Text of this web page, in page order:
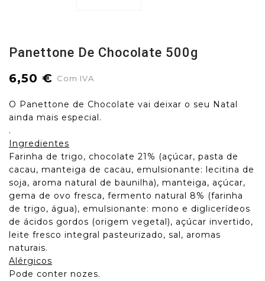
Panettone De Chocolate 500g
6,50 € Com IVA
O Panettone de Chocolate vai deixar o seu Natal
ainda mais especial.
.
Ingredientes
Farinha de trigo, chocolate 21% (açúcar, pasta de
cacau, manteiga de cacau, emulsionante: lecitina de
soja, aroma natural de baunilha), manteiga, açúcar,
gema de ovo fresca, fermento natural 8% (farinha
de trigo, água), emulsionante: mono e diglicerídeos
de ácidos gordos (origem vegetal), açúcar invertido,
leite fresco integral pasteurizado, sal, aromas
naturais.
Alérgicos
Pode conter nozes.